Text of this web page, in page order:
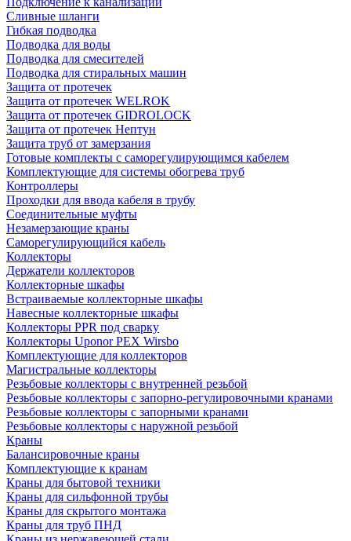
Сливные шланги
Гибкая подводка
Подводка для воды
Подводка для смесителей
Подводка для стиральных машин
Защита от протечек
Защита от протечек WELROK
Защита от протечек GIDROLOCK
Защита от протечек Нептун
Защита труб от замерзания
Готовые комплекты с саморегулирующимся кабелем
Комплектующие для системы обогрева труб
Контроллеры
Проходки для ввода кабеля в трубу
Соединительные муфты
Незамерзающие краны
Саморегулирующийся кабель
Коллекторы
Держатели коллекторов
Коллекторные шкафы
Встраиваемые коллекторные шкафы
Навесные коллекторные шкафы
Коллекторы PPR под сварку
Коллекторы Uponor PEX Wirsbo
Комплектующие для коллекторов
Магистральные коллекторы
Резьбовые коллекторы с внутренней резьбой
Резьбовые коллекторы с запорно-регулировочными кранами
Резьбовые коллекторы с запорными кранами
Резьбовые коллекторы с наружной резьбой
Краны
Балансировочные краны
Комплектующие к кранам
Краны для бытовой техники
Краны для сильфонной трубы
Краны для скрытого монтажа
Краны для труб ПНД